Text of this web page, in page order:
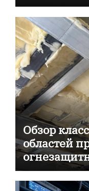
Обзор
областей
пассивной
защиты